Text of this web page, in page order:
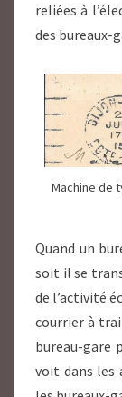
reliées à
des bureaux-
Machine de
Quand un
soit il se
de l’activité
courrier à
bureau-gare
voit dans les